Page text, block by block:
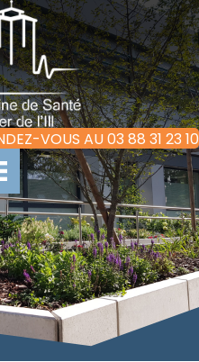
VOUS AU 03 88 31 23 10